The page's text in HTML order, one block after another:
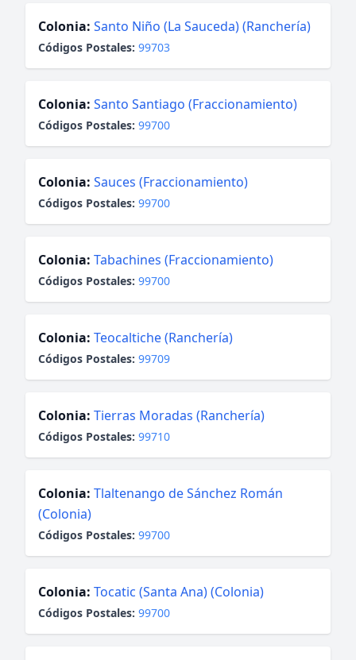
Colonia: Santo Niño (La Sauceda) (Ranchería)
Códigos Postales: 99703
Colonia: Santo Santiago (Fraccionamiento)
Códigos Postales: 99700
Colonia: Sauces (Fraccionamiento)
Códigos Postales: 99700
Colonia: Tabachines (Fraccionamiento)
Códigos Postales: 99700
Colonia: Teocaltiche (Ranchería)
Códigos Postales: 99709
Colonia: Tierras Moradas (Ranchería)
Códigos Postales: 99710
Colonia: Tlaltenango de Sánchez Román
(Colonia)
Códigos Postales: 99700
Colonia: Tocatic (Santa Ana) (Colonia)
Códigos Postales: 99700